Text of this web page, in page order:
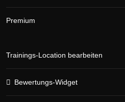
Premium
Trainings-Location bearbeiten
Bewertungs-Widget